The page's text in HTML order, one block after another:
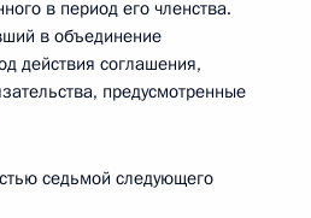
в период его членства.
в объединение
действия соглашения,
предусмотренные
седьмой следующего